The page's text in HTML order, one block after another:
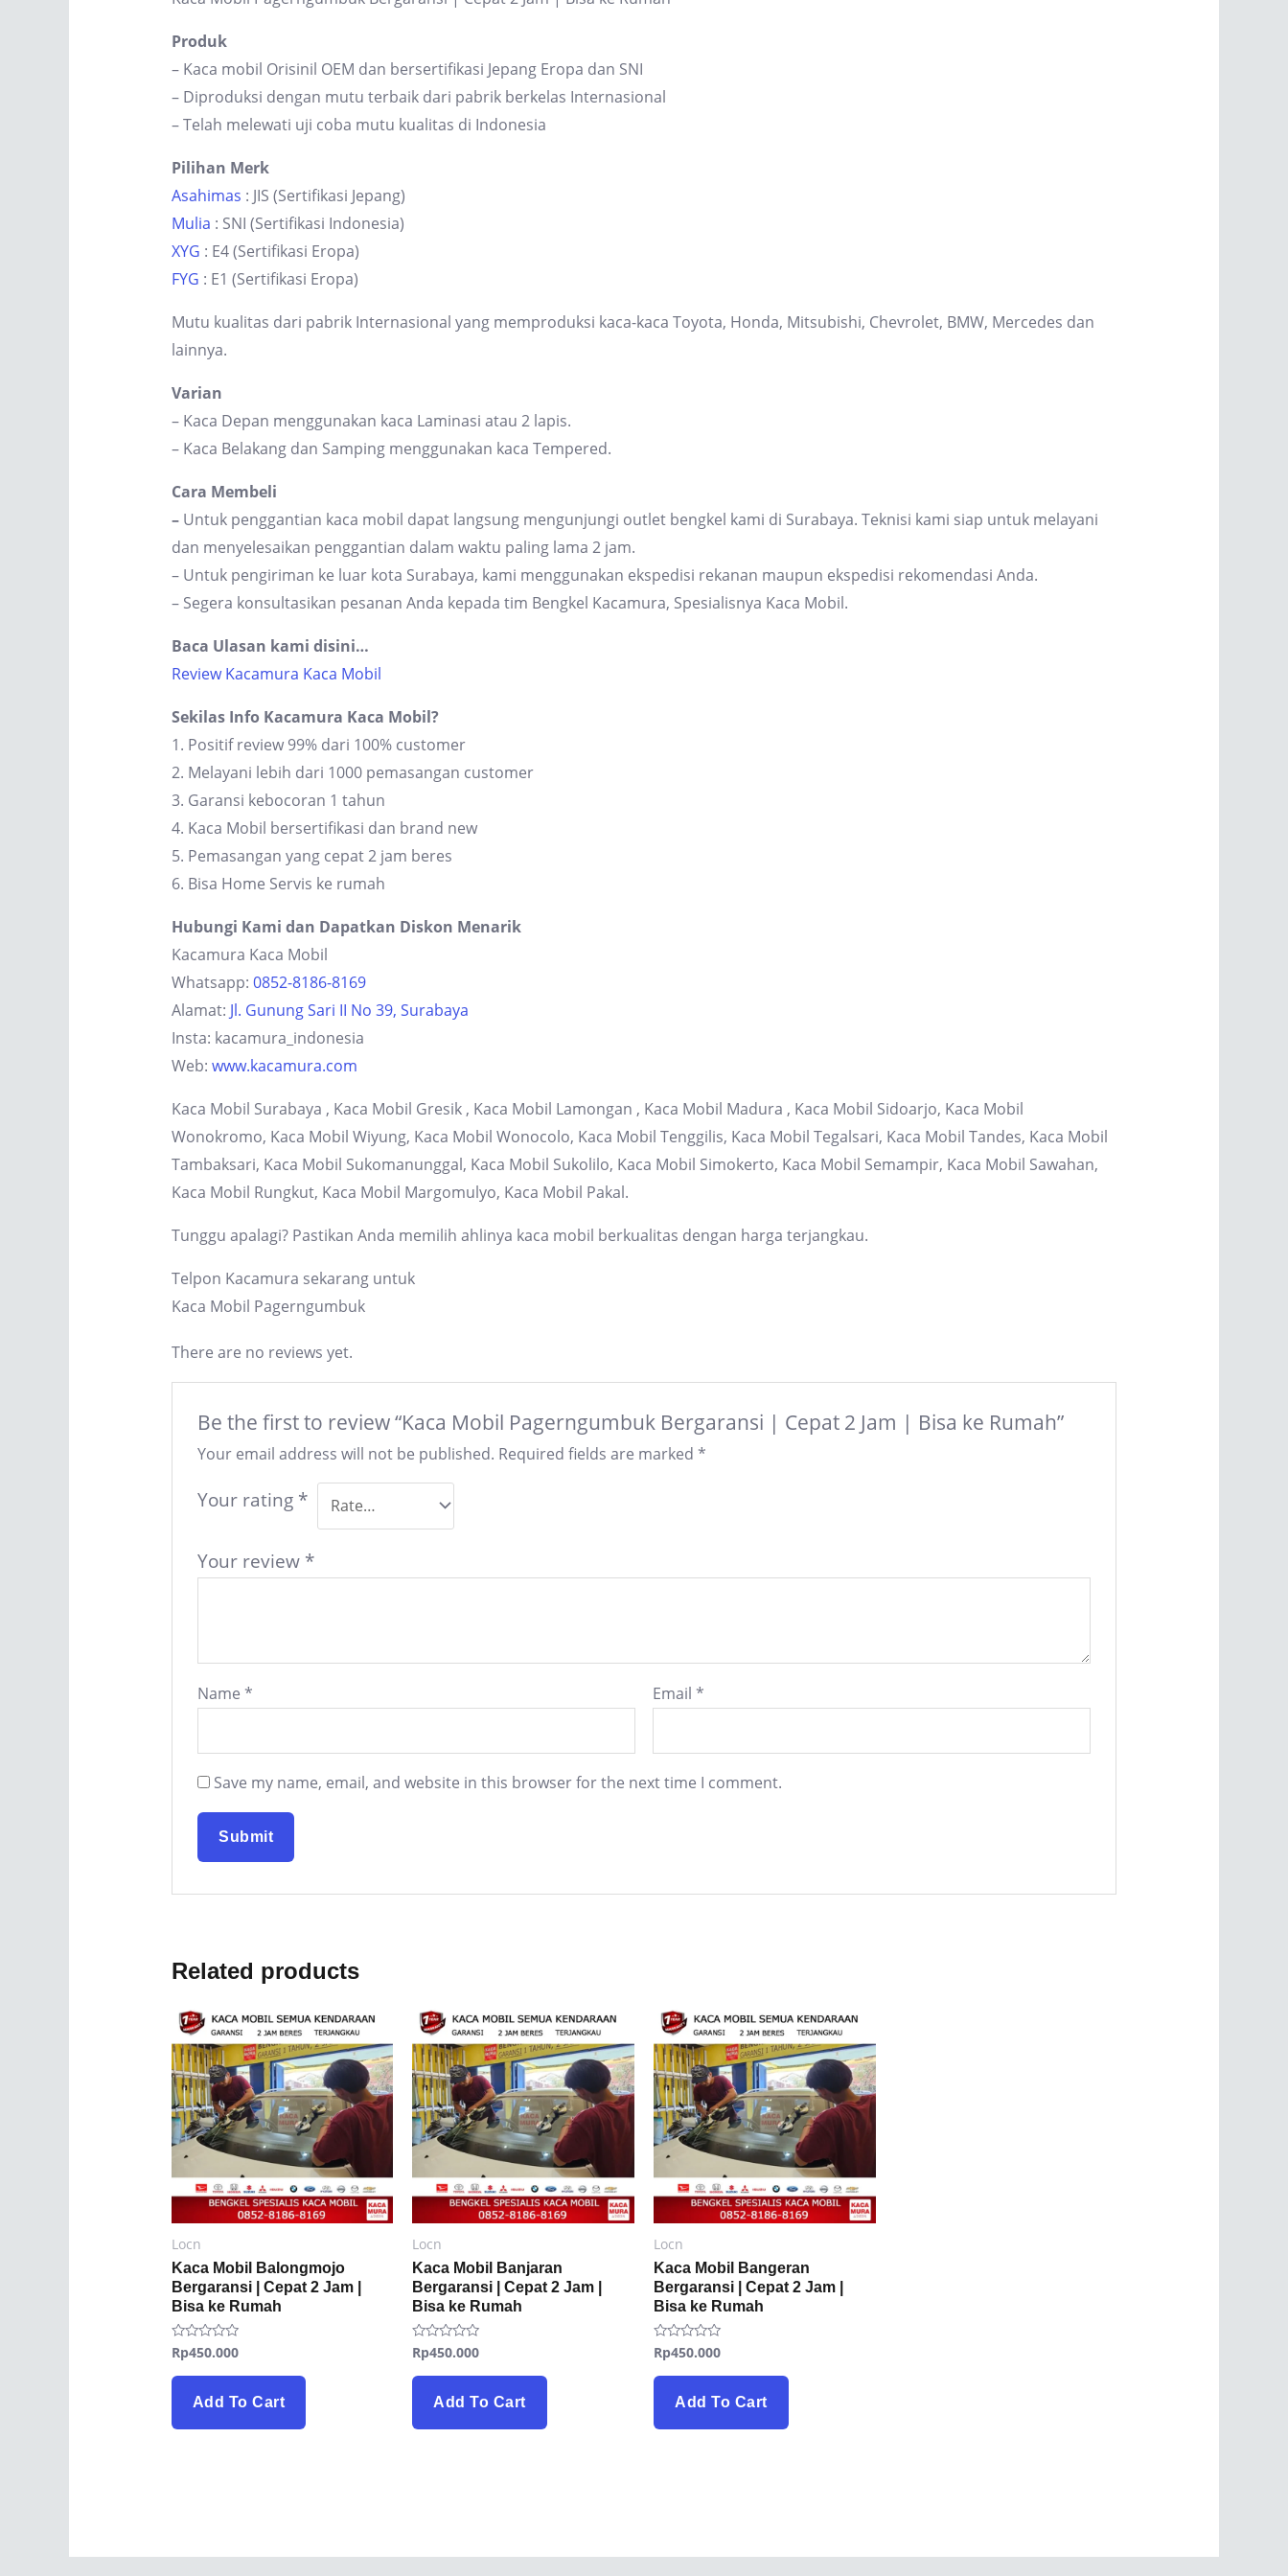
Produk
– Kaca mobil Orisinil OEM dan bersertifikasi Jepang Eropa dan SNI
– Diproduksi dengan mutu terbaik dari pabrik berkelas Internasional
– Telah melewati uji coba mutu kualitas di Indonesia
Pilihan Merk
Asahimas : JIS (Sertifikasi Jepang)
Mulia : SNI (Sertifikasi Indonesia)
XYG : E4 (Sertifikasi Eropa)
FYG : E1 (Sertifikasi Eropa)
Mutu kualitas dari pabrik Internasional yang memproduksi kaca-kaca Toyota, Honda, Mitsubishi, Chevrolet, BMW, Mercedes dan
lainnya.
Varian
– Kaca Depan menggunakan kaca Laminasi atau 2 lapis.
– Kaca Belakang dan Samping menggunakan kaca Tempered.
Cara Membeli
– Untuk penggantian kaca mobil dapat langsung mengunjungi outlet bengkel kami di Surabaya. Teknisi kami siap untuk melayani
dan menyelesaikan penggantian dalam waktu paling lama 2 jam.
– Untuk pengiriman ke luar kota Surabaya, kami menggunakan ekspedisi rekanan maupun ekspedisi rekomendasi Anda.
– Segera konsultasikan pesanan Anda kepada tim Bengkel Kacamura, Spesialisnya Kaca Mobil.
Baca Ulasan kami disini…
Review Kacamura Kaca Mobil
Sekilas Info Kacamura Kaca Mobil?
1. Positif review 99% dari 100% customer
2. Melayani lebih dari 1000 pemasangan customer
3. Garansi kebocoran 1 tahun
4. Kaca Mobil bersertifikasi dan brand new
5. Pemasangan yang cepat 2 jam beres
6. Bisa Home Servis ke rumah
Hubungi Kami dan Dapatkan Diskon Menarik
Kacamura Kaca Mobil
Whatsapp: 0852-8186-8169
Alamat: Jl. Gunung Sari II No 39, Surabaya
Insta: kacamura_indonesia
Web: www.kacamura.com
Kaca Mobil Surabaya , Kaca Mobil Gresik , Kaca Mobil Lamongan , Kaca Mobil Madura , Kaca Mobil Sidoarjo, Kaca Mobil
Wonokromo, Kaca Mobil Wiyung, Kaca Mobil Wonocolo, Kaca Mobil Tenggilis, Kaca Mobil Tegalsari, Kaca Mobil Tandes, Kaca Mobil
Tambaksari, Kaca Mobil Sukomanunggal, Kaca Mobil Sukolilo, Kaca Mobil Simokerto, Kaca Mobil Semampir, Kaca Mobil Sawahan,
Kaca Mobil Rungkut, Kaca Mobil Margomulyo, Kaca Mobil Pakal.
Tunggu apalagi? Pastikan Anda memilih ahlinya kaca mobil berkualitas dengan harga terjangkau.
Telpon Kacamura sekarang untuk
Kaca Mobil Pagerngumbuk
There are no reviews yet.
Be the first to review “Kaca Mobil Pagerngumbuk Bergaransi | Cepat 2 Jam | Bisa ke Rumah”
Your email address will not be published. Required fields are marked *
Your rating *
Your review *
Name * Email *
Save my name, email, and website in this browser for the next time I comment.
Related products
Locn
Kaca Mobil Balongmojo
Bergaransi | Cepat 2 Jam |
Bisa ke Rumah
Rated
0
out
Rp450.000
Add To Cart
Locn
Kaca Mobil Banjaran
Bergaransi | Cepat 2 Jam |
Bisa ke Rumah
Rated
0
out
Rp450.000
Add To Cart
Locn
Kaca Mobil Bangeran
Bergaransi | Cepat 2 Jam |
Bisa ke Rumah
Rated
0
out
Rp450.000
Add To Cart